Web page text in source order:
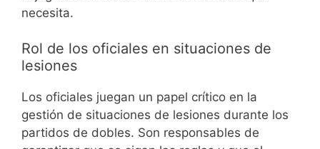
necesita.
Rol de los oficiales en situaciones de
lesiones
Los oficiales juegan un papel crítico en la
gestión de situaciones de lesiones durante los
partidos de dobles. Son responsables de